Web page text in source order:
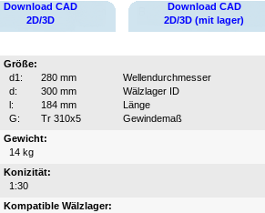
Download CAD
2D/3D
Download CAD
2D/3D (mit lager)
Größe:
d1:
280 mm
Wellendurchmesser
d:
300 mm
Wälzlager ID
l:
184 mm
Länge
G:
Tr 310x5
Gewindemaß
Gewicht:
14 kg
Konizität:
1:30
Kompatible Wälzlager: